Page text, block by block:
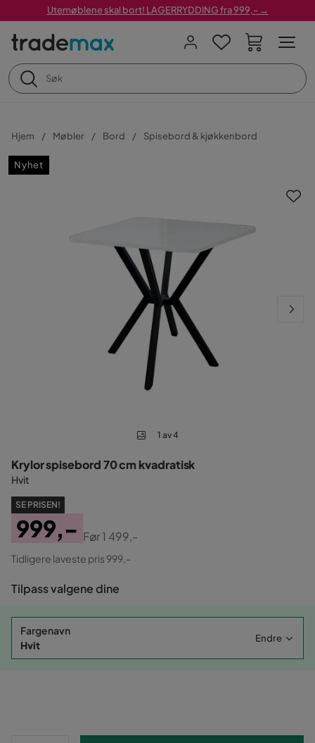
Utemøblene skal bort! LAGERRYDDING fra 999,- →
Hjem Møbler Bord Spisebord & kjøkkenbord
Nyhet
1 av 4
Krylor spisebord 70 cm kvadratisk
Hvit
SE PRISEN!
Pris
999,-
Original
Pris
Før1 499,-
Tidligere laveste pris 999,-
Tilpass valgene dine
Fargenavn
Hvit
Endre